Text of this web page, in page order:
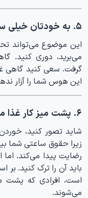
۵. به خودتان خیلی سخت می‌ گیرید.
این موضوع می‌تواند
می‌برید، دوری کنید.
گرفت. سعی کنید گاهی
این هوس شما را آزار
۶. پشت میز کار غذا می‌خورید.
شاید تصور کنید،
زیرا حقوق ساعتی شما
رضایت پیدا می‌کند.
است، افرادی که پشت
می‌شوند.